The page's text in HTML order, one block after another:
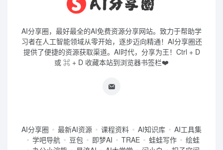
AI分享圈，最好最全的AI免费资源分享网站。致力于帮助学
习者在人工智能领域从零开始，逐步迈向精通！AI分享圈还
提供了便捷的资源获取渠道。AI时代，分享为王！Ctrl + D
或 ⌘ + D 收藏本站到浏览器书签栏❤️
AI分享圈 最新AI资源 课程资料 AI知识库
AI工具集
学吧导航
豆包 即梦AI TRAE 蛙蛙写作
绘蛙